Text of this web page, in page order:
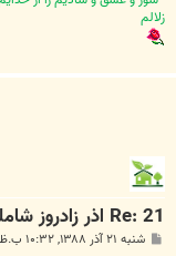
زلالم
Re: 21 اذر زادروز شاملوی بزرگ ، شاعر آزادی!
شنبه ۲۱ آذر ۱۳۸۸, ۱۰:۳۲ ب.ظ